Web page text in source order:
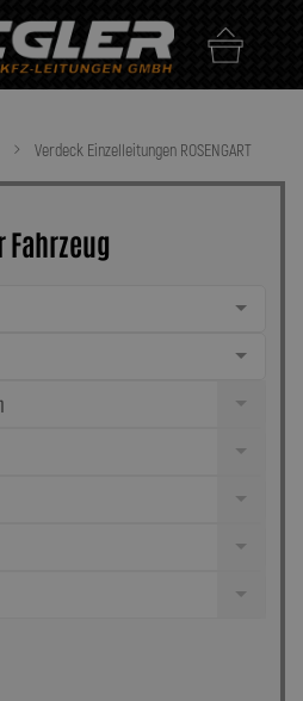
Verdeck Einzelleitungen ROSENGART
Fahrzeug